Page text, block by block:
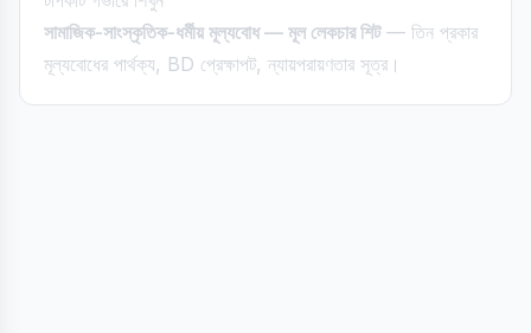
সামাজিক-সাংস্কৃতিক-ধর্মীয় মূল্যবোধ — মূল লেকচার শিট— তিন প্রকার
মূল্যবোধের পার্থক্য, BD প্রেক্ষাপট, ন্যায়পরায়ণতার সূত্র।